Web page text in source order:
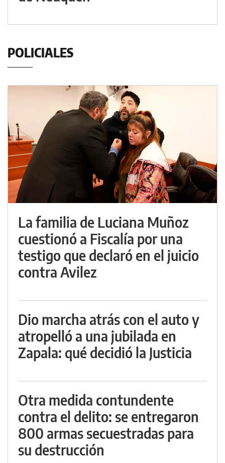
POLICIALES
La familia de Luciana Muñoz
cuestionó a Fiscalía por una
testigo que declaró en el juicio
contra Avilez
Dio marcha atrás con el auto y
atropelló a una jubilada en
Zapala: qué decidió la Justicia
Otra medida contundente
contra el delito: se entregaron
800 armas secuestradas para
su destrucción